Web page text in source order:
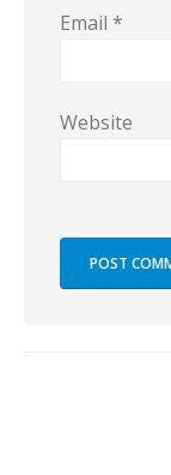
Email *
Website